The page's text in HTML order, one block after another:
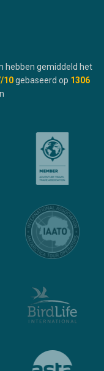
hebben gemiddeld het
/10 gebaseerd op 1306